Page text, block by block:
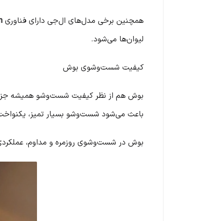
همچنین برخی مدل‌های ال‌جی دارای فناوری
لیوان‌ها می‌شود.
کیفیت شست‌وشوی بوش
بوش هم از نظر کیفیت شست‌وشو همیشه جزو
باعث می‌شود شست‌وشو بسیار تمیز،
بوش در شست‌وشوی روزمره و مداوم،